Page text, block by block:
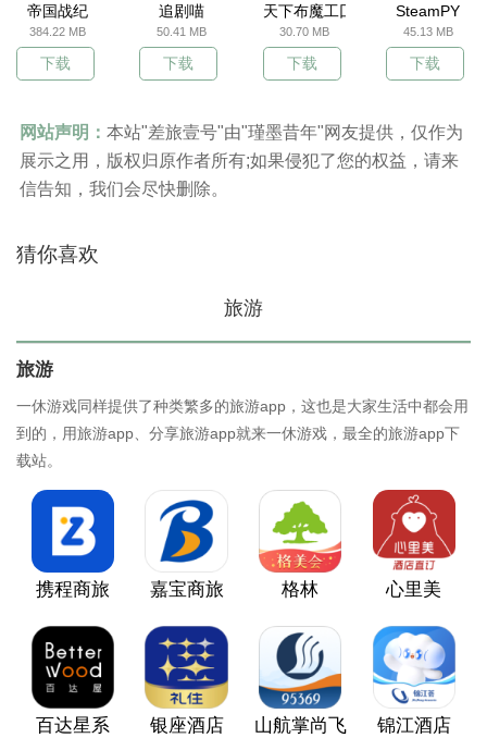
帝国战纪
384.22 MB
下载
追剧喵
50.41 MB
下载
天下布魔工囗服
30.70 MB
下载
SteamPY
45.13 MB
下载
网站声明： 本站"差旅壹号"由"瑾墨昔年"网友提供，仅作为
展示之用，版权归原作者所有;如果侵犯了您的权益，请来
信告知，我们会尽快删除。
猜你喜欢
旅游
旅游
一休游戏同样提供了种类繁多的旅游app，这也是大家生活中都会用
到的，用旅游app、分享旅游app就来一休游戏，最全的旅游app下
载站。
携程商旅 嘉宝商旅 格林 心里美
百达星系 银座酒店 山航掌尚飞 锦江酒店